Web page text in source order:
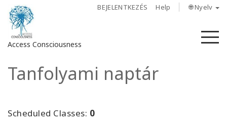
BEJELENTKEZÉS Help 🌐 Nyelv
Access Consciousness
Bejelentkezés
Tanfolyami naptár
Scheduled Classes: 0